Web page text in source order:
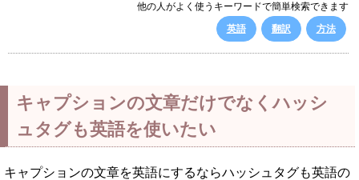
他の人がよく使うキーワードで簡単検索できます
英語
翻訳 方法
キャプションの文章だけでなくハッシ
ュタグも英語を使いたい
キャプションの文章を英語にするならハッシュタグも英語の